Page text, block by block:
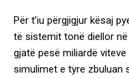
Për t’iu përgjigjur kësaj
të sistemit tonë diellor
gjatë pesë miliardë
simulimet e tyre zbuluan